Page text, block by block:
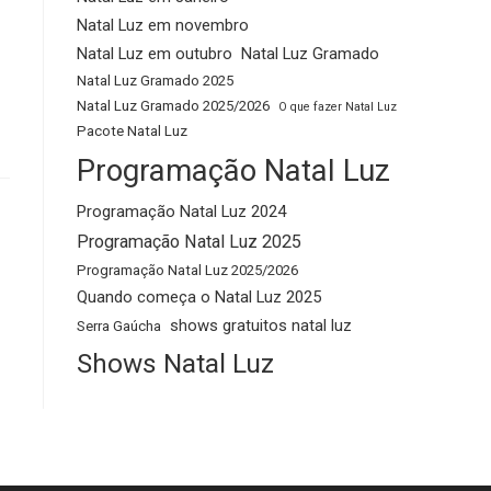
Natal Luz em novembro
Natal Luz em outubro Natal Luz Gramado
Natal Luz Gramado 2025
Natal Luz Gramado 2025/2026
O que fazer Natal Luz
Pacote Natal Luz
Programação Natal Luz
Programação Natal Luz 2024
Programação Natal Luz 2025
Programação Natal Luz 2025/2026
Quando começa o Natal Luz 2025
Serra Gaúcha shows gratuitos natal luz
Shows Natal Luz